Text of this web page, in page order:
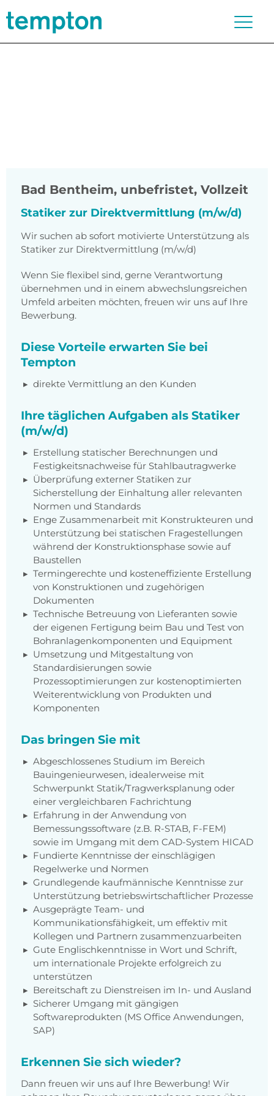
Bad Bentheim, unbefristet, Vollzeit
Statiker zur Direktvermittlung (m/w/d)
Wir suchen ab sofort motivierte Unterstützung als
Statiker zur Direktvermittlung (m/w/d)
Wenn Sie flexibel sind, gerne Verantwortung
übernehmen und in einem abwechslungsreichen
Umfeld arbeiten möchten, freuen wir uns auf Ihre
Bewerbung.
Diese Vorteile erwarten Sie bei
Tempton
direkte Vermittlung an den Kunden
Ihre täglichen Aufgaben als Statiker
(m/w/d)
Erstellung statischer Berechnungen und
Festigkeitsnachweise für Stahlbautragwerke
Überprüfung externer Statiken zur
Sicherstellung der Einhaltung aller relevanten
Normen und Standards
Enge Zusammenarbeit mit Konstrukteuren und
Unterstützung bei statischen Fragestellungen
während der Konstruktionsphase sowie auf
Baustellen
Termingerechte und kosteneffiziente Erstellung
von Konstruktionen und zugehörigen
Dokumenten
Technische Betreuung von Lieferanten sowie
der eigenen Fertigung beim Bau und Test von
Bohranlagenkomponenten und Equipment
Umsetzung und Mitgestaltung von
Standardisierungen sowie
Prozessoptimierungen zur kostenoptimierten
Weiterentwicklung von Produkten und
Komponenten
Das bringen Sie mit
Abgeschlossenes Studium im Bereich
Bauingenieurwesen, idealerweise mit
Schwerpunkt Statik/Tragwerksplanung oder
einer vergleichbaren Fachrichtung
Erfahrung in der Anwendung von
Bemessungssoftware (z.B. R-STAB, F-FEM)
sowie im Umgang mit dem CAD-System HICAD
Fundierte Kenntnisse der einschlägigen
Regelwerke und Normen
Grundlegende kaufmännische Kenntnisse zur
Unterstützung betriebswirtschaftlicher Prozesse
Ausgeprägte Team- und
Kommunikationsfähigkeit, um effektiv mit
Kollegen und Partnern zusammenzuarbeiten
Gute Englischkenntnisse in Wort und Schrift,
um internationale Projekte erfolgreich zu
unterstützen
Bereitschaft zu Dienstreisen im In- und Ausland
Sicherer Umgang mit gängigen
Softwareprodukten (MS Office Anwendungen,
SAP)
Erkennen Sie sich wieder?
Dann freuen wir uns auf Ihre Bewerbung! Wir